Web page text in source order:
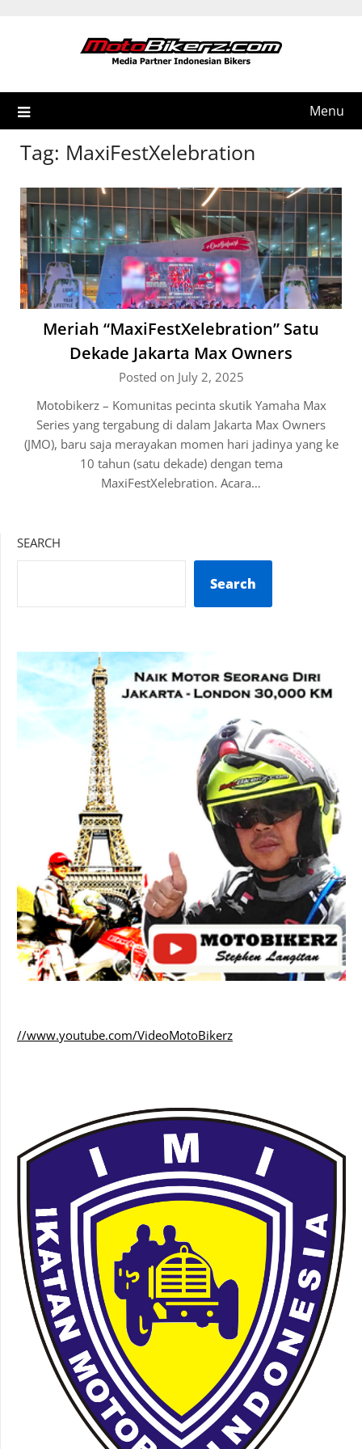
Menu
Tag: MaxiFestXelebration
Meriah “MaxiFestXelebration” Satu
Dekade Jakarta Max Owners
Posted on July 2, 2025
Motobikerz – Komunitas pecinta skutik Yamaha Max
Series yang tergabung di dalam Jakarta Max Owners
(JMO), baru saja merayakan momen hari jadinya yang ke
10 tahun (satu dekade) dengan tema
MaxiFestXelebration. Acara…
SEARCH
Search
//www.youtube.com/VideoMotoBikerz